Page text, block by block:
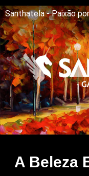
Santhatela - Paixão
A Beleza